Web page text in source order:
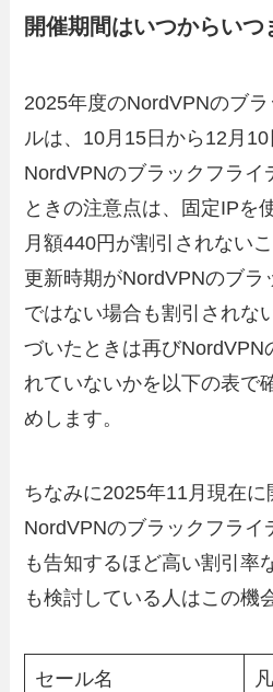
開催期間はいつからいつ
2025年度のNordVPNのブ
ルは、10月15日から12月10
NordVPNのブラックフライ
ときの注意点は、固定IPを
月額440円が割引されない
更新時期がNordVPNのブラ
ではない場合も割引されな
づいたときは再びNordVPN
れていないかを以下の表で
めします。
ちなみに2025年11月現在に
NordVPNのブラックフラ
も告知するほど高い割引率
も検討している人はこの機
セール名